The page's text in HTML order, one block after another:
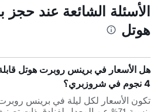
الأسئلة الشائعة عند
هوتل
هل الأسعار في برينس روبرت هوتل قابلة
4 نجوم في شروزبري؟
تكون الأسعار لكل ليلة في برينس